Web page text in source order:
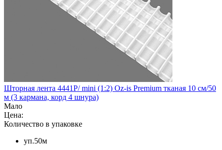
Шторная лента 4441P/ mini (1:2) Oz-is Premium тканая 10 см/50
м (3 кармана, корд 4 шнура)
Мало
Цена:
Количество в упаковке
уп.50м